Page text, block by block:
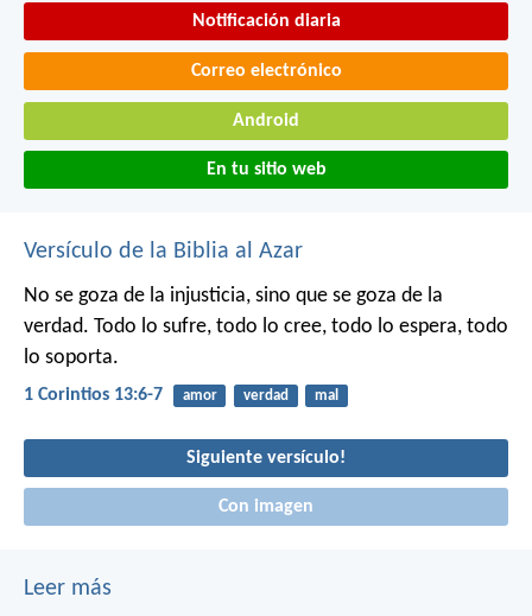
Notificación diaria
Correo electrónico
Android
En tu sitio web
Versículo de la Biblia al Azar
No se goza de la injusticia, sino que se goza de la
verdad. Todo lo sufre, todo lo cree, todo lo espera, todo
lo soporta.
1 Corintios 13:6-7 amor verdad mal
Siguiente versículo!
Con imagen
Leer más